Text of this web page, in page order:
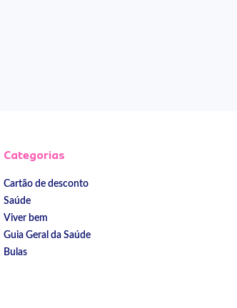
Categorias
Cartão de desconto
Saúde
Viver bem
Guia Geral da Saúde
Bulas